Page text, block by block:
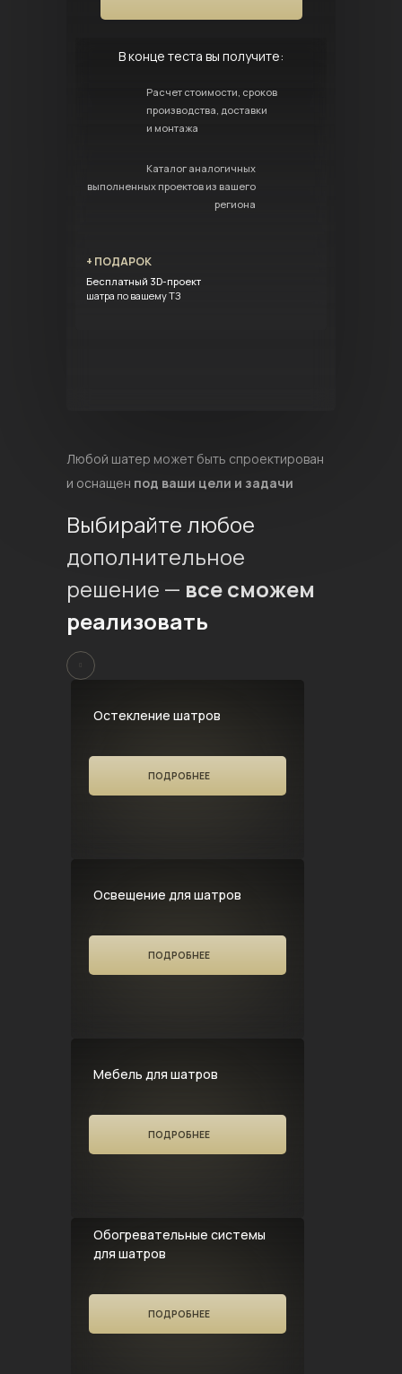
В конце теста вы получите:
Расчет стоимости, сроков
производства, доставки
и монтажа
Каталог аналогичных
выполненных проектов из вашего
региона
+ ПОДАРОК
Бесплатный 3D-проект
шатра по вашему ТЗ
Любой шатер может быть спроектирован
и оснащен под ваши цели и задачи
Выбирайте любое
дополнительное
решение — все сможем
реализовать
Остекление шатров
ПОДРОБНЕЕ
Освещение для шатров
ПОДРОБНЕЕ
Мебель для шатров
ПОДРОБНЕЕ
Обогревательные системы
для шатров
ПОДРОБНЕЕ